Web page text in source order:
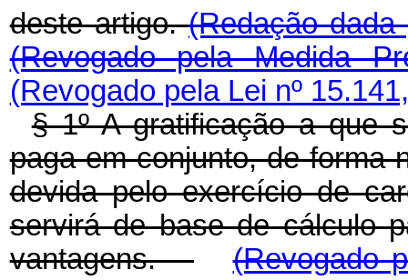
deste artigo.(Redação
(Revogado pela Medida
(Revogado pela Lei nº
§ 1º A gratificação a que
paga em conjunto, de forma
devida pelo exercício de
servirá de base de cálculo
vantagens.
(Revogado